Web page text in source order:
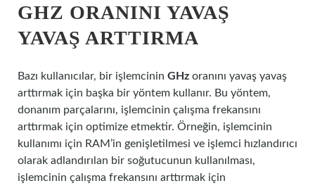
GHZ ORANINI YAVAŞ
YAVAŞ ARTTIRMA
Bazı kullanıcılar, bir işlemcinin GHz oranını yavaş yavaş
arttırmak için başka bir yöntem kullanır. Bu yöntem,
donanım parçalarını, işlemcinin çalışma frekansını
arttırmak için optimize etmektir. Örneğin, işlemcinin
kullanımı için RAM’in genişletilmesi ve işlemci hızlandırıcı
olarak adlandırılan bir soğutucunun kullanılması,
işlemcinin çalışma frekansını arttırmak için